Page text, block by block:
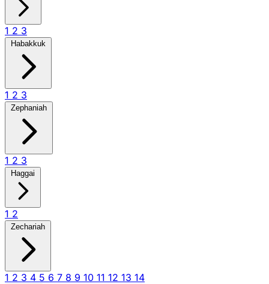
1 2 3
Habakkuk
1 2 3
Zephaniah
1 2 3
Haggai
1 2
Zechariah
1 2 3 4 5 6 7 8 9 10 11 12 13 14